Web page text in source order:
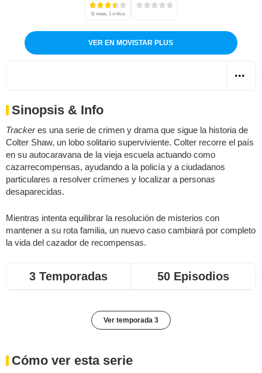
11 notas, 1 crítica
VER EN MOVISTAR PLUS
Sinopsis & Info
Trackeres una serie de crimen y drama que sigue la historia de
Colter Shaw, un lobo solitario superviviente. Colter recorre el país
en su autocaravana de la vieja escuela actuando como
cazarrecompensas, ayudando a la policía y a ciudadanos
particulares a resolver crímenes y localizar a personas
desaparecidas.
Mientras intenta equilibrar la resolución de misterios con
mantener a su rota familia, un nuevo caso cambiará por completo
la vida del cazador de recompensas.
3 Temporadas 50 Episodios
Ver temporada 3
Cómo ver esta serie